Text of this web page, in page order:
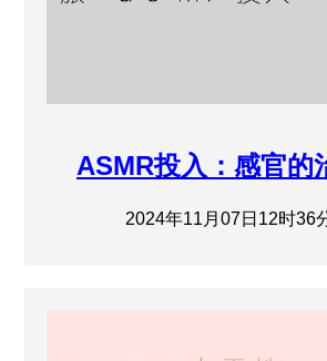
ASMR投入：感官的
2024年11月07日12时36